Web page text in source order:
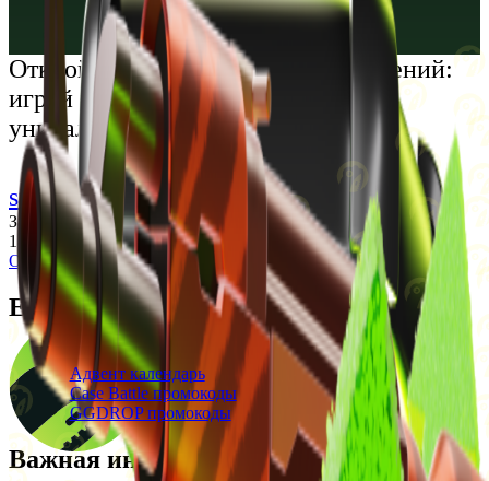
Українська
Открой мир премиальных развлечений:
играй честно и наслаждайся
уникальными впечатлениями
support@cs-wiki.org
Заходя на этот сайт, вы подтверждаете, что вам исполнилось
18 лет. Проблемы с азартными играми?
Обратится за помощью
Ежедневные бонусы
Свежие промокоды
Адвент календарь
Case Battle промокоды
GGDROP промокоды
Важная информация